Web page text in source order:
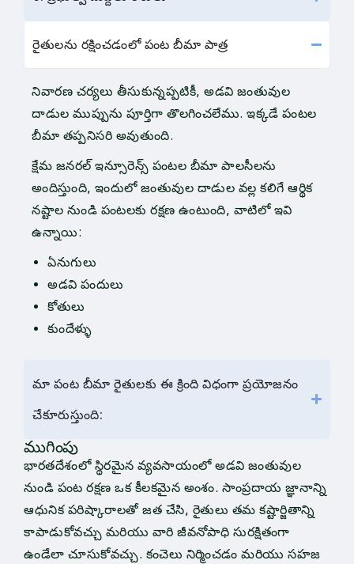
రైతులను రక్షించడంలో పంట బీమా పాత్ర
నివారణ చర్యలు తీసుకున్నప్పటికీ, అడవి జంతువుల
దాడుల ముప్పును పూర్తిగా తొలగించలేము. ఇక్కడే పంటల
బీమా తప్పనిసరి అవుతుంది.
క్షేమ జనరల్ ఇన్సూరెన్స్ పంటల బీమా పాలసీలను
అందిస్తుంది, ఇందులో జంతువుల దాడుల వల్ల కలిగే ఆర్థిక
నష్టాల నుండి పంటలకు రక్షణ ఉంటుంది, వాటిలో ఇవి
ఉన్నాయి:
ఏనుగులు
అడవి పందులు
కోతులు
కుందేళ్ళు
మా పంట బీమా రైతులకు ఈ క్రింది విధంగా ప్రయోజనం
చేకూరుస్తుంది:
ముగింపు
భారతదేశంలో స్థిరమైన వ్యవసాయంలో అడవి జంతువుల
నుండి పంట రక్షణ ఒక కీలకమైన అంశం. సాంప్రదాయ జ్ఞానాన్ని
ఆధునిక పరిష్కారాలతో జత చేసి, రైతులు తమ కష్టార్జితాన్ని
కాపాడుకోవచ్చు మరియు వారి జీవనోపాధి సురక్షితంగా
ఉండేలా చూసుకోవచ్చు. కంచెలు నిర్మించడం మరియు సహజ